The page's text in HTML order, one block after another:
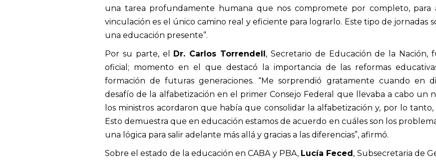
una tarea profundamente humana que nos compromete por completo, para
vinculación es el único camino real y eficiente para lograrlo. Este tipo de jornadas
una educación presente”.
Por su parte, el Dr. Carlos Torrendell, Secretario de Educación de la
oficial; momento en el que destacó la importancia de las reformas
formación de futuras generaciones. “Me sorprendió gratamente cuando en
desafío de la alfabetización en el primer Consejo Federal que llevaba a cabo un
los ministros acordaron que había que consolidar la alfabetización y, por lo
Esto demuestra que en educación estamos de acuerdo en cuáles son los
una lógica para salir adelante más allá y gracias a las diferencias”, afirmó.
Sobre el estado de la educación en CABA y PBA, Lucía Feced, Subsecretaria de